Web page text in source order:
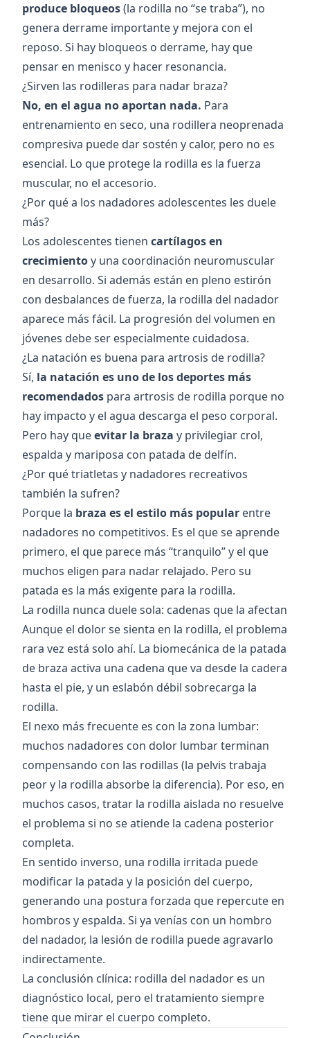
produce bloqueos(la rodilla no “se traba”), no
genera derrame importante y mejora con el
reposo. Si hay bloqueos o derrame, hay que
pensar en menisco y hacer resonancia.
¿Sirven las rodilleras para nadar braza?
No, en el agua no aportan nada. Para
entrenamiento en seco, una rodillera neoprenada
compresiva puede dar sostén y calor, pero no es
esencial. Lo que protege la rodilla es la fuerza
muscular, no el accesorio.
¿Por qué a los nadadores adolescentes les duele
más?
Los adolescentes tienen cartílagos en
crecimientoy una coordinación neuromuscular
en desarrollo. Si además están en pleno estirón
con desbalances de fuerza, la rodilla del nadador
aparece más fácil. La progresión del volumen en
jóvenes debe ser especialmente cuidadosa.
¿La natación es buena para artrosis de rodilla?
Sí, la natación es uno de los deportes más
recomendados para artrosis de rodilla porque no
hay impacto y el agua descarga el peso corporal.
Pero hay queevitar la braza y privilegiar crol,
espalda y mariposa con patada de delfín.
¿Por qué triatletas y nadadores recreativos
también la sufren?
Porque la braza es el estilo más popular entre
nadadores no competitivos. Es el que se aprende
primero, el que parece más “tranquilo” y el que
muchos eligen para nadar relajado. Pero su
patada es la más exigente para la rodilla.
La rodilla nunca duele sola: cadenas que la afectan
Aunque el dolor se sienta en la rodilla, el problema
rara vez está solo ahí. La biomecánica de la patada
de braza activa una cadena que va desde la cadera
hasta el pie, y un eslabón débil sobrecarga la
rodilla.
El nexo más frecuente es con la zona lumbar:
muchos nadadores con dolor lumbarterminan
compensando con las rodillas (la pelvis trabaja
peor y la rodilla absorbe la diferencia). Por eso, en
muchos casos, tratar la rodilla aislada no resuelve
el problema si no se atiende la cadena posterior
completa.
En sentido inverso, una rodilla irritada puede
modificar la patada y la posición del cuerpo,
generando una postura forzada que repercute en
hombros y espalda. Si ya venías con un hombro
del nadador, la lesión de rodilla puede agravarlo
indirectamente.
La conclusión clínica: rodilla del nadador es un
diagnóstico local, pero el tratamiento siempre
tiene que mirar el cuerpo completo.